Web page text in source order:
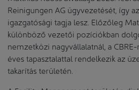
Reinigungen AG ügyvezetését, így
igazgatósági tagja lesz. Előzőleg
különböző vezetői pozíciókban
nemzetközi nagyvállalatnál, a
éves tapasztalattal rendelkezik az
takarítás területén.